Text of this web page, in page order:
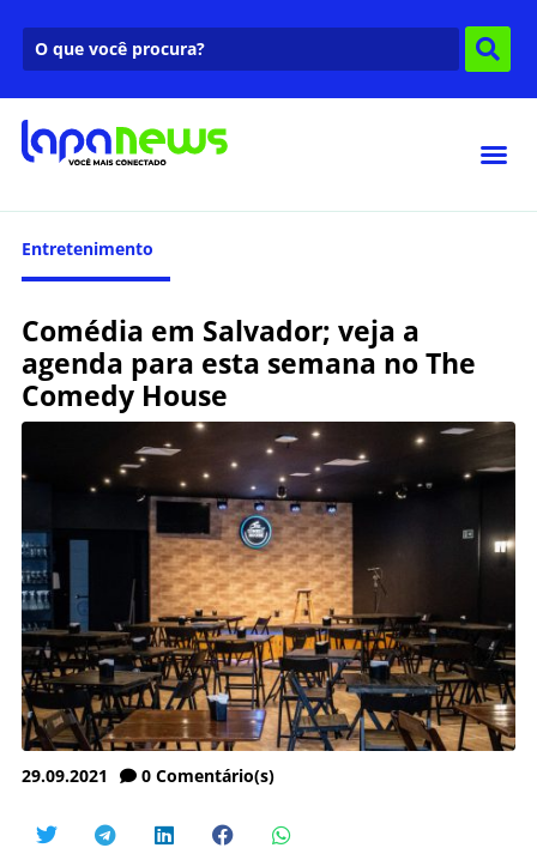
Entretenimento
Comédia em Salvador; veja a
agenda para esta semana no The
Comedy House
29.09.2021 0 Comentário(s)